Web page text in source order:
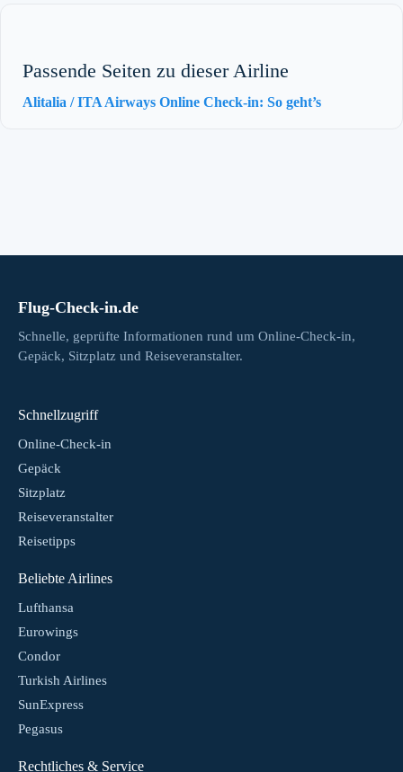
Passende Seiten zu dieser Airline
Alitalia / ITA Airways Online Check-in: So geht’s
Flug-Check-in.de
Schnelle, geprüfte Informationen rund um Online-Check-in,
Gepäck, Sitzplatz und Reiseveranstalter.
Schnellzugriff
Online-Check-in
Gepäck
Sitzplatz
Reiseveranstalter
Reisetipps
Beliebte Airlines
Lufthansa
Eurowings
Condor
Turkish Airlines
SunExpress
Pegasus
Rechtliches & Service